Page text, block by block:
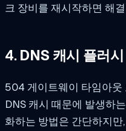
크 장비를 재시작하면 해
4. DNS 캐시 플러시
504 게이트웨이 타임아웃
DNS 캐시 때문에 발생하
화하는 방법은 간단하지